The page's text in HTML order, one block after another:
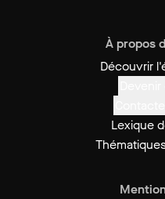
À propos
Découvrir
Lexique